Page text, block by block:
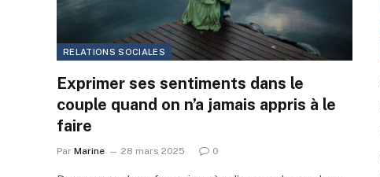
RELATIONS SOCIALES
Exprimer ses sentiments dans le
couple quand on n’a jamais appris à le
faire
Par Marine 28 mars 2025 0